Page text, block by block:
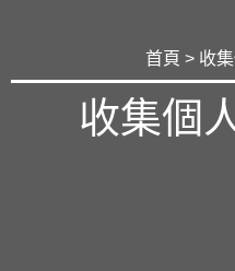
首頁 > 收
收集個